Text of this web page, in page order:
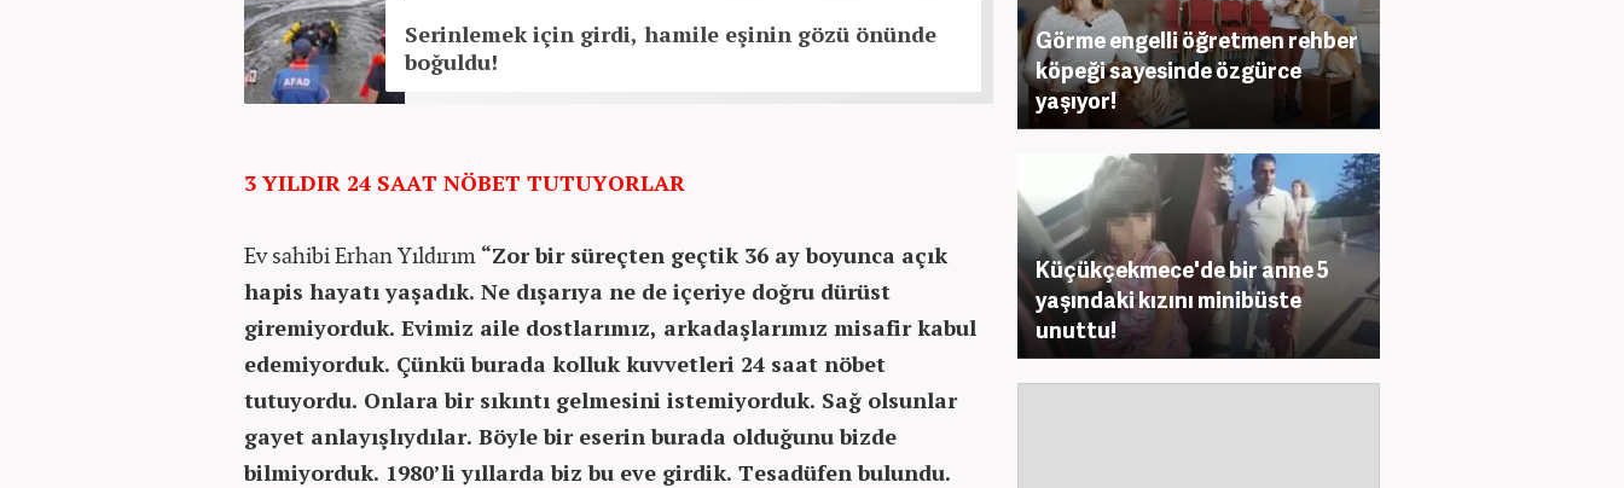
Serinlemek için girdi, hamile eşinin gözü önünde
boğuldu!
3 YILDIR 24 SAAT NÖBET TUTUYORLAR
Ev sahibi Erhan Yıldırım “Zor bir süreçten geçtik 36 ay boyunca açık
hapis hayatı yaşadık. Ne dışarıya ne de içeriye doğru dürüst
giremiyorduk. Evimiz aile dostlarımız, arkadaşlarımız misafir kabul
edemiyorduk. Çünkü burada kolluk kuvvetleri 24 saat nöbet
tutuyordu. Onlara bir sıkıntı gelmesini istemiyorduk. Sağ olsunlar
gayet anlayışlıydılar. Böyle bir eserin burada olduğunu bizde
bilmiyorduk. 1980’li yıllarda biz bu eve girdik. Tesadüfen bulundu.
Görme engelli öğretmen rehber
köpeği sayesinde özgürce
yaşıyor!
Küçükçekmece'de bir anne 5
yaşındaki kızını minibüste
unuttu!